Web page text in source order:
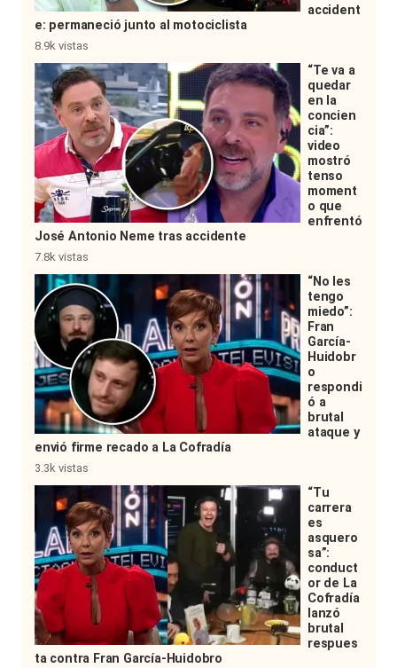
accident
e: permaneció junto al motociclista
8.9k vistas
“Te va a
quedar
en la
concien
cia”:
video
mostró
tenso
moment
o que
enfrentó
José Antonio Neme tras accidente
7.8k vistas
“No les
tengo
miedo”:
Fran
García-
Huidobr
o
respondi
ó a
brutal
ataque y
envió firme recado a La Cofradía
3.3k vistas
“Tu
carrera
es
asquero
sa”:
conduct
or de La
Cofradía
lanzó
brutal
respues
ta contra Fran García-Huidobro